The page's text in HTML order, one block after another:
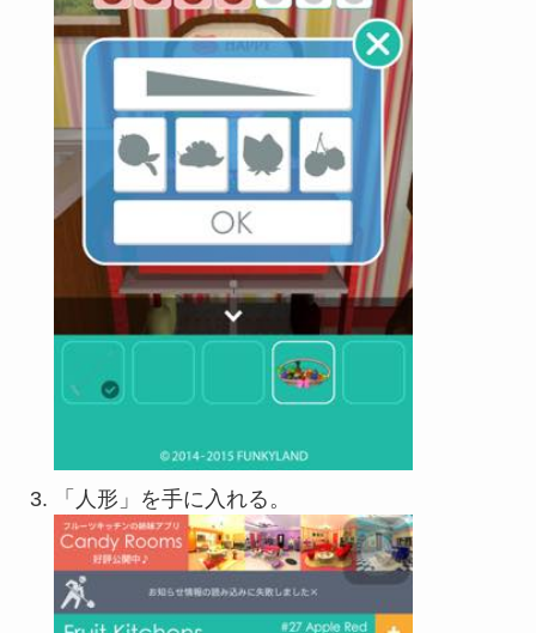
「人形」を手に入れる。